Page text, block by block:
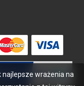
najlepsze wrażenia na